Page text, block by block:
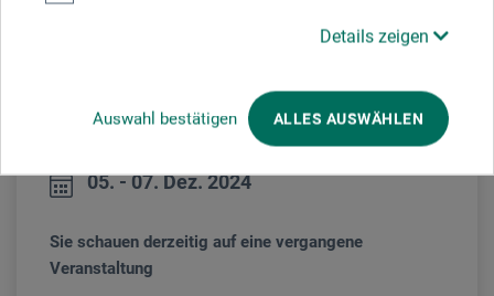
Details zeigen
Auswahl bestätigen ALLES AUSWÄHLEN
05. - 07. Dez. 2024
Sie schauen derzeitig auf eine vergangene
Veranstaltung